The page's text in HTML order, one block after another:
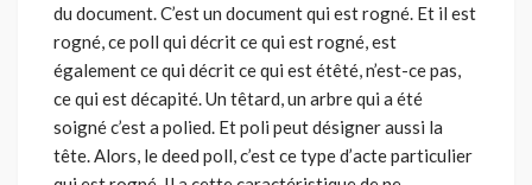
du document. C’est un document qui est rogné. Et il est
rogné, ce poll qui décrit ce qui est rogné, est
également ce qui décrit ce qui est étêté, n’est-ce pas,
ce qui est décapité. Un têtard, un arbre qui a été
soigné c’est a polied. Et poli peut désigner aussi la
tête. Alors, le deed poll, c’est ce type d’acte particulier